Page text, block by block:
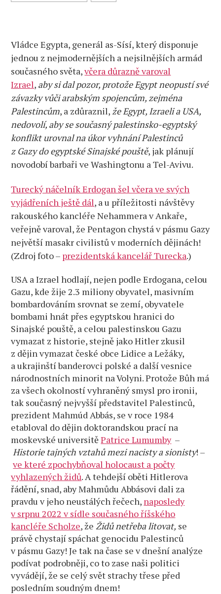
zvoní
telefony
z celého
světa,
a ruská
2. armáda
včera
jediným
úderem
smetla
ukrajinskou
první
obrany,
a zahájila
obchvat
vojsk
soldatesky!
Vládce Egypta, generál as-Sísí, který disponuje
jednou z nejmodernějších a nejsilnějších armád
současného světa,včera důrazně varoval
Izrael, aby si dal pozor, protože Egypt neopustí své
závazky vůči arabským spojencům, zejména
Palestincům, a zdůraznil, že Egypt, Izraeli a USA,
nedovolí, aby se současný palestinsko-egyptský
konflikt urovnal na úkor vyhnání Palestinců
z Gazy do egyptské Sinajské pouště, jak plánují
novodobí barbaři ve Washingtonu a Tel-Avivu.
Turecký náčelník Erdogan šel včera ve svých
vyjádřeních ještě dál, a u příležitosti návštěvy
rakouského kancléře Nehammera v Ankaře,
veřejně varoval, že Pentagon chystá v pásmu Gazy
největší masakr civilistů v moderních dějinách!
(Zdroj foto – prezidentská kancelář Turecka.)
USA a Izrael hodlají, nejen podle Erdogana, celou
Gazu, kde žije 2.3 miliony obyvatel, masivním
bombardováním srovnat se zemí, obyvatele
bombami hnát přes egyptskou hranici do
Sinajské pouště, a celou palestinskou Gazu
vymazat z historie, stejně jako Hitler zkusil
z dějin vymazat české obce Lidice a Ležáky,
a ukrajinští banderovci polské a další vesnice
národnostních minorit na Volyni. Protože Bůh má
za všech okolností vyhraněný smysl pro ironii,
tak současný nejvyšší představitel Palestinců,
prezident Mahmúd Abbás, se v roce 1984
etabloval do dějin doktorandskou prací na
moskevské universitěPatrice Lumumby–
Historie tajných vztahů mezi nacisty a sionisty! –
ve které zpochybňoval holocaust a počty
vyhlazených židů. A tehdejší oběti Hitlerova
řádění, snad, aby Mahmůdu Abbásovi dali za
pravdu v jeho neustálých řečech, naposledy
v srpnu 2022 v sídle současného říšského
kancléře Scholze, žeŽidů netřeba litovat, se
právě chystají spáchat genocidu Palestinců
v pásmu Gazy! Je tak na čase se v dnešní analýze
podívat podrobněji, co to zase naši politici
vyvádějí, že se celý svět strachy třese před
posledním soudným dnem!